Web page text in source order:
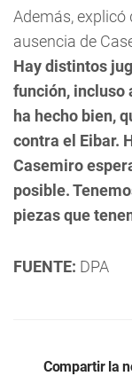
Además, explicó
ausencia de
Hay distintos
función, incluso
ha hecho bien,
contra el Eibar.
Casemiro
posible.
piezas que
FUENTE: DPA
Compartir la